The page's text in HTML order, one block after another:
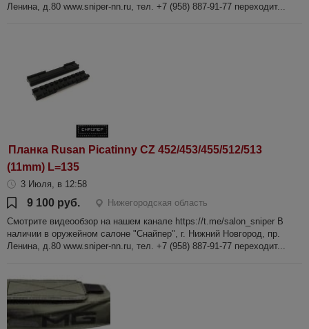
Ленина, д.80 www.sniper-nn.ru, тел. +7 (958) 887-91-77 переходит...
Планка Rusan Picatinny CZ 452/453/455/512/513
(11mm) L=135
3 Июля, в 12:58
9 100 руб.
Нижегородская область
Смотрите видеообзор на нашем канале https://t.me/salon_sniper В
наличии в оружейном салоне "Снайпер", г. Нижний Новгород, пр.
Ленина, д.80 www.sniper-nn.ru, тел. +7 (958) 887-91-77 переходит...